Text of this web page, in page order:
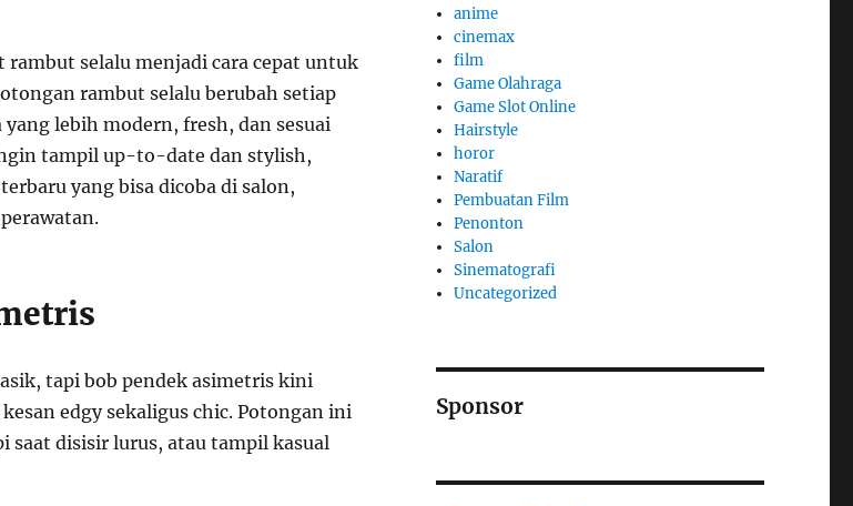
selalu menjadi cara cepat untuk
rambut selalu berubah setiap
lebih modern, fresh, dan sesuai
tampil up-to-date dan stylish,
yang bisa dicoba di salon,
tapi bob pendek asimetris kini
edgy sekaligus chic. Potongan ini
saat disisir lurus, atau tampil kasual
anime
cinemax
film
Game Olahraga
Game Slot Online
Hairstyle
horor
Naratif
Pembuatan Film
Penonton
Salon
Sinematografi
Uncategorized
Sponsor